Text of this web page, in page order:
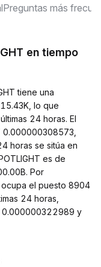
Preguntas más
en tiempo
tiene una
lo que
24 horas. El
0.000000308573,
horas se sitúa en
es de
Por
ocupa el puesto 8904
24 horas,
0.000000322989 y